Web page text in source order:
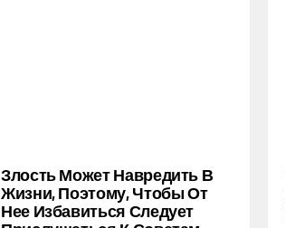
Злость Может Навредить В
Жизни, Поэтому, Чтобы От
Нее Избавиться Следует